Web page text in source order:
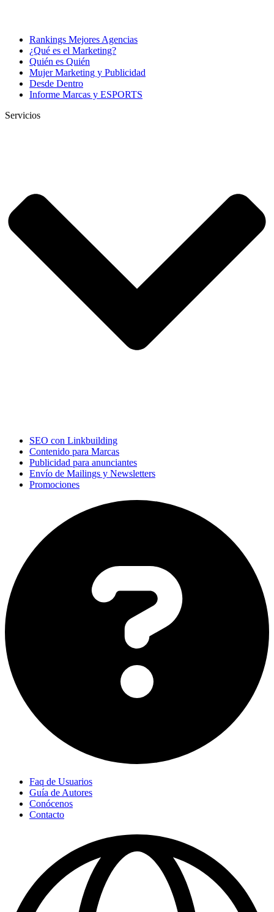
Rankings Mejores Agencias
¿Qué es el Marketing?
Quién es Quién
Mujer Marketing y Publicidad
Desde Dentro
Informe Marcas y ESPORTS
Servicios
SEO con Linkbuilding
Contenido para Marcas
Publicidad para anunciantes
Envío de Mailings y Newsletters
Promociones
Faq de Usuarios
Guía de Autores
Conócenos
Contacto